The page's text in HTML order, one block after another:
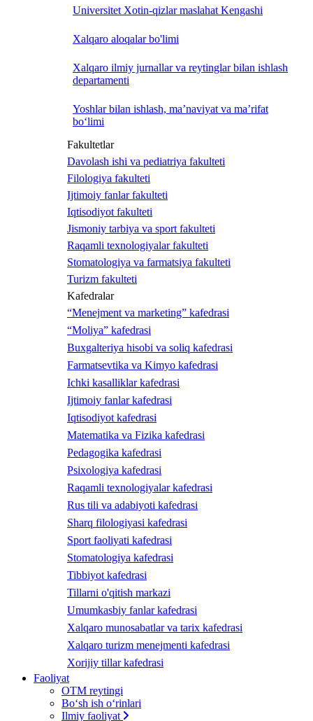
Universitet Xotin-qizlar maslahat Kengashi
Xalqaro aloqalar bo'limi
Xalqaro ilmiy jurnallar va reytinglar bilan ishlash
departamenti
Yoshlar bilan ishlash, ma’naviyat va ma’rifat
bo‘limi
Fakultetlar
Davolash ishi va pediatriya fakulteti
Filologiya fakulteti
Ijtimoiy fanlar fakulteti
Iqtisodiyot fakulteti
Jismoniy tarbiya va sport fakulteti
Raqamli texnologiyalar fakulteti
Stomatologiya va farmatsiya fakulteti
Turizm fakulteti
Kafedralar
“Menejment va marketing” kafedrasi
“Moliya” kafedrasi
Buxgalteriya hisobi va soliq kafedrasi
Farmatsevtika va Kimyo kafedrasi
Ichki kasalliklar kafedrasi
Ijtimoiy fanlar kafedrasi
Iqtisodiyot kafedrasi
Matematika va Fizika kafedrasi
Pedagogika kafedrasi
Psixologiya kafedrasi
Raqamli texnologiyalar kafedrasi
Rus tili va adabiyoti kafedrasi
Sharq filologiyasi kafedrasi
Sport faoliyati kafedrasi
Stomatologiya kafedrasi
Tibbiyot kafedrasi
Tillarni o'qitish markazi
Umumkasbiy fanlar kafedrasi
Xalqaro munosabatlar va tarix kafedrasi
Xalqaro turizm menejmenti kafedrasi
Xorijiy tillar kafedrasi
Faoliyat
OTM reytingi
Bo‘sh ish o‘rinlari
Ilmiy faoliyat